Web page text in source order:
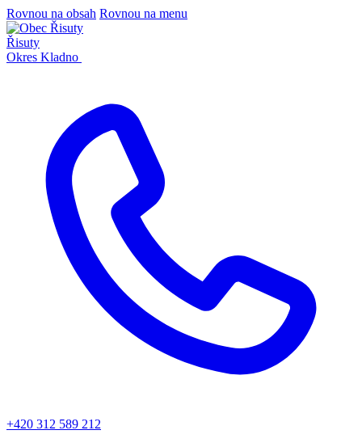
Rovnou na obsah Rovnou na menu
Řisuty
Okres Kladno
+420 312 589 212